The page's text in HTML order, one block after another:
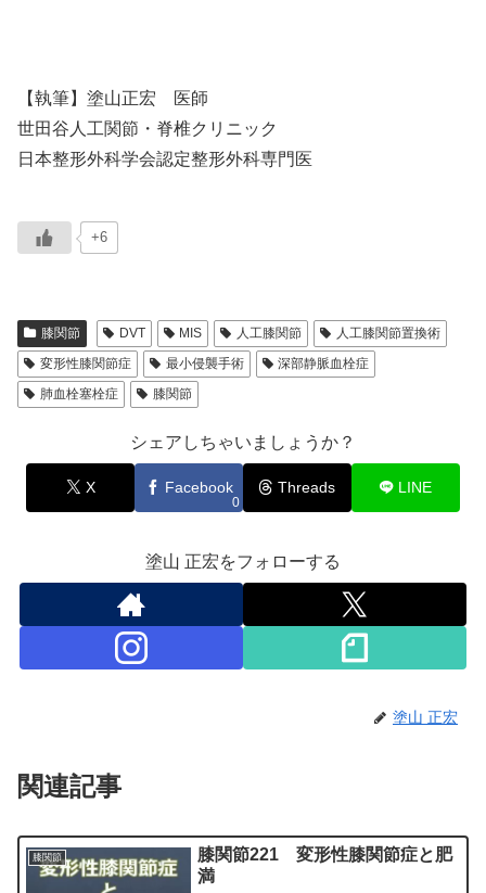
【執筆】塗山正宏 医師
世田谷人工関節・脊椎クリニック
日本整形外科学会認定整形外科専門医
+6
膝関節 DVT MIS 人工膝関節
人工膝関節置換術
変形性膝関節症
最小侵襲手術
深部静脈血栓症
肺血栓塞栓症
膝関節
シェアしちゃいましょうか？
X Facebook
0
Threads LINE
塗山 正宏をフォローする
塗山 正宏
関連記事
膝関節
膝関節221 変形性膝関節症と肥
満